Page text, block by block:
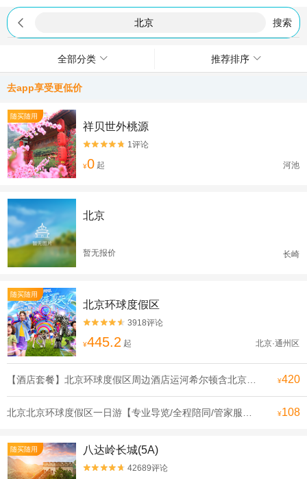
 搜索
全部分类 推荐排序
去app享受更低价
随买随用
祥贝世外桃源

 1评论
¥0 起 河池
北京
暂无报价 长崎
随买随用
北京环球度假区

 3918评论
¥445.2 起 北京·通州区
¥420
¥108
随买随用 八达岭长城(5A)

 42689评论